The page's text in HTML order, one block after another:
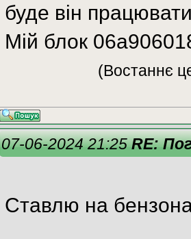
буде він
Мій блок
(Востаннє
07-06-2024 21:25RE:
Ставлю на